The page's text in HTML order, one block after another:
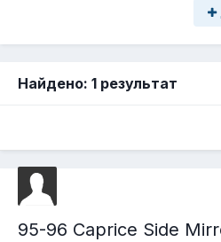
Найдено: 1 результат
95-96 Caprice Side